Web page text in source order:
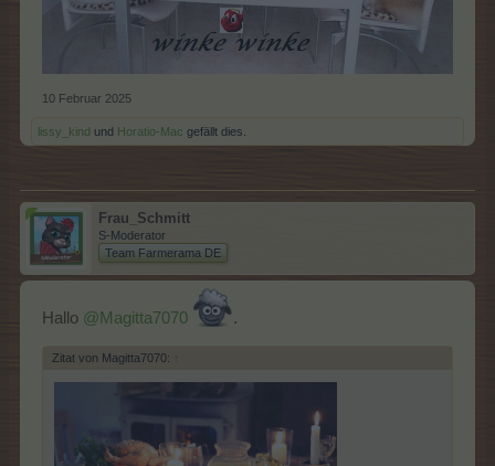
10 Februar 2025
lissy_kind und Horatio-Mac gefällt dies.
Frau_Schmitt
S-Moderator
Team Farmerama DE
Hallo @Magitta7070 .
Zitat von Magitta7070: ↑